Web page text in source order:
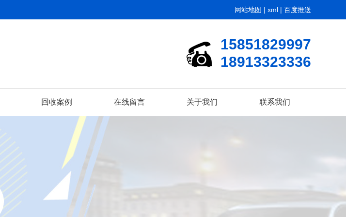
网站地图 | xml | 百度推送
15851829997
18913323336
回收案例 在线留言 关于我们 联系我们